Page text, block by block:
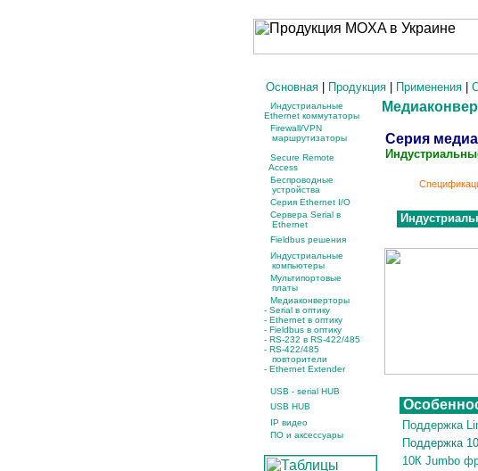
Основная Продукция Применения
Индустриальные
Ethernet коммутаторы
Firewall/VPN
маршрутизаторы
Secure Remote
Access
Беспроводные
устройства
Серия Ethernet I/O
Сервера Serial в
Ethernet
Fieldbus решения
Индустриальные
компьютеры
Мультипортовые
платы
Медиаконверторы
- Serial в оптику
- Ethernet в оптику
- Fieldbus в оптику
- RS-232 в RS-422/485
- RS-422/485
повторители
- Ethernet Extender
USB - serial HUB
USB HUB
IP видео
ПО и аксессуары
Серия
Поддержка
Поддержка
10К Jumbo